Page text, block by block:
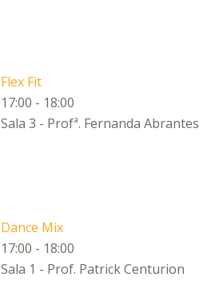
Flex Fit
17:00 - 18:00
Sala 3 - Profª. Fernanda Abrantes
Dance Mix
17:00 - 18:00
Sala 1 - Prof. Patrick Centurion